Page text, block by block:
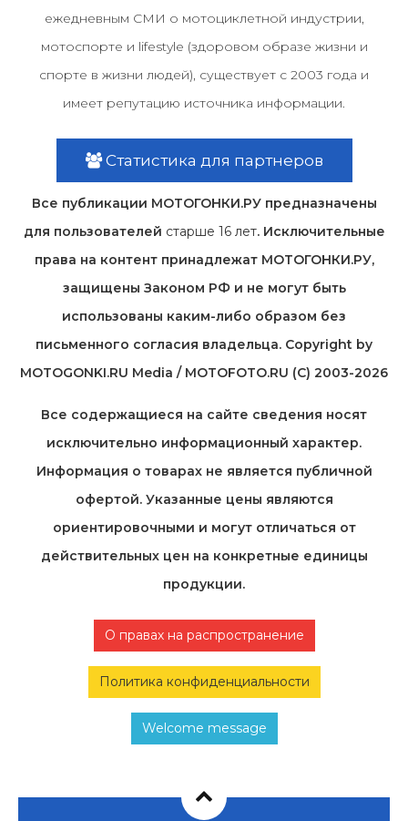
ежедневным СМИ о мотоциклетной индустрии,
мотоспорте и lifestyle (здоровом образе жизни и
спорте в жизни людей), существует с 2003 года и
имеет репутацию источника информации.
Статистика для партнеров
Все публикации МОТОГОНКИ.РУ предназначены
для пользователей старше 16 лет. Исключительные
права на контент принадлежат МОТОГОНКИ.РУ,
защищены Законом РФ и не могут быть
использованы каким-либо образом без
письменного согласия владельца. Copyright by
MOTOGONKI.RU Media / MOTOFOTO.RU (C) 2003-2026
Все содержащиеся на cайте сведения носят
исключительно информационный характер.
Информация о товарах не является публичной
офертой. Указанные цены являются
ориентировочными и могут отличаться от
действительных цен на конкретные единицы
продукции.
О правах на распространение
Политика конфиденциальности
Welcome message